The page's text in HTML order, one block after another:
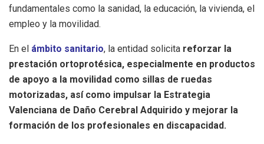
fundamentales como la sanidad, la educación, la vivienda, el
empleo y la movilidad.
En el ámbito sanitario, la entidad solicita reforzar la
prestación ortoprotésica, especialmente en productos
de apoyo a la movilidad como sillas de ruedas
motorizadas, así como impulsar la Estrategia
Valenciana de Daño Cerebral Adquirido y mejorar la
formación de los profesionales en discapacidad.